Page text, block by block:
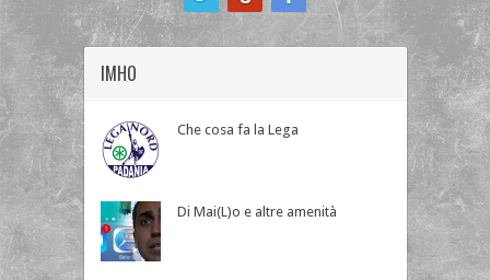
IMHO
Che cosa fa la Lega
Di Mai(L)o e altre amenità